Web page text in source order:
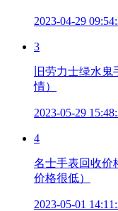
2023-04-29
3
旧劳力士绿水
情）
2023-05-29
4
名士手表回收价
价格很低）
2023-05-01